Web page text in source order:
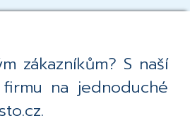
zákazníkům? S naší
na jednoduché